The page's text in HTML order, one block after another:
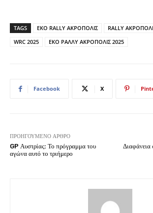
TAGS EKO RALLY ΑΚΡΟΠΟΛΙΣ RALLY
WRC 2025
ΕΚΟ ΡΑΛΛΥ ΑΚΡΟΠΟΛΙΣ 2025
Facebook X
ΠΡΟΗΓΟΎΜΕΝΟ ΆΡΘΡΟ
GP Αυστρίας: Το πρόγραμμα του
αγώνα αυτό το τριήμερο
Διαφάνεια